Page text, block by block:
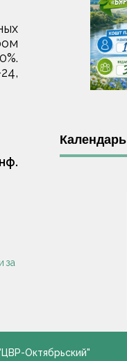
за
Календарь
Октябрьский"